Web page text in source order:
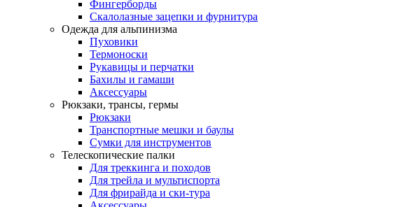
Фингерборды
Скалолазные зацепки и фурнитура
Одежда для альпинизма
Пуховики
Термоноски
Рукавицы и перчатки
Бахилы и гамаши
Аксессуары
Рюкзаки, трансы, гермы
Рюкзаки
Транспортные мешки и баулы
Сумки для инструментов
Телескопические палки
Для треккинга и походов
Для трейла и мультиспорта
Для фрирайда и ски-тура